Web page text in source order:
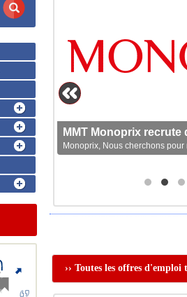
MMT Monoprix
Monoprix, Nous cherchons pour
›› Toutes les offres